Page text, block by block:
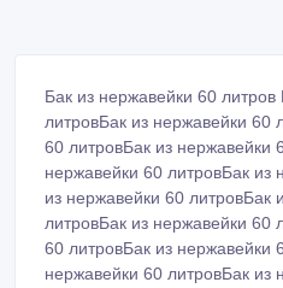
Бак из нержавейки 60
литровБак из нержавейки 60
60 литровБак из нержавейки
нержавейки 60 литровБак из
из нержавейки 60 литровБак
литровБак из нержавейки 60
60 литровБак из нержавейки
нержавейки 60 литровБак из